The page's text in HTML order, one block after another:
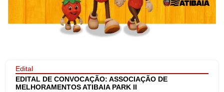
Edital
EDITAL DE CONVOCAÇÃO: ASSOCIAÇÃO DE
MELHORAMENTOS ATIBAIA PARK II